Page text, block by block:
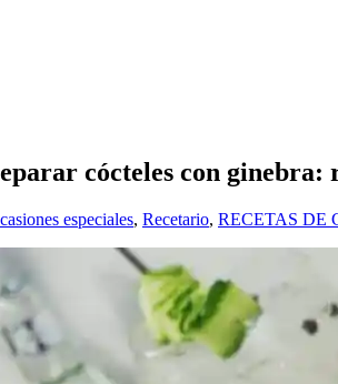
cócteles con ginebra:
especiales, Recetario, RECETAS DE